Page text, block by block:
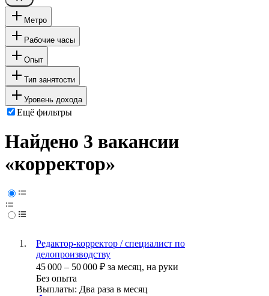
Метро
Рабочие часы
Опыт
Тип занятости
Уровень дохода
Ещё фильтры
Найдено 3 вакансии
«корректор»
Редактор-корректор / специалист по
делопроизводству
45 000 – 50 000 ₽ за месяц, на руки
Без опыта
Выплаты: Два раза в месяц